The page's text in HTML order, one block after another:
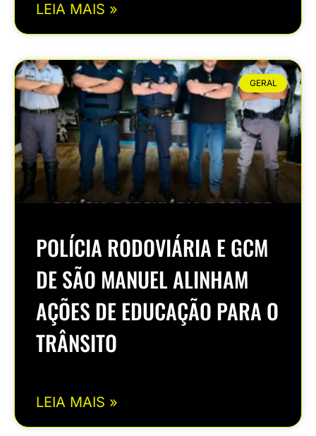
LEIA MAIS »
GERAL
POLÍCIA RODOVIÁRIA E GCM
DE SÃO MANUEL ALINHAM
AÇÕES DE EDUCAÇÃO PARA O
TRÂNSITO
LEIA MAIS »